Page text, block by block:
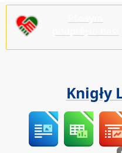
Knigły